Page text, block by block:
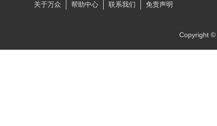
关于万众 帮助中心 联系我们 免责声明
Copyright ©